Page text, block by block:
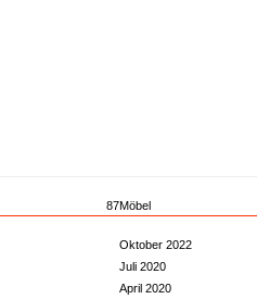
87Möbel
Oktober 2022
Juli 2020
April 2020